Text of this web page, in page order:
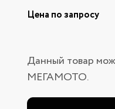
Цена по запросу
Данный товар
МЕГАМОТО.